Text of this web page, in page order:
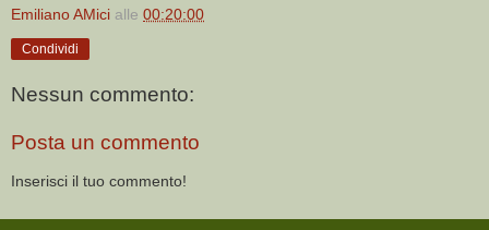
Emiliano AMici alle 00:20:00
Condividi
Nessun commento:
Posta un commento
Inserisci il tuo commento!